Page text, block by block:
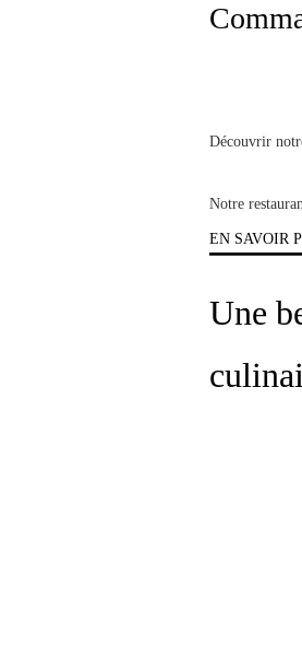
Découvrir
Notre
EN SAVOIR
Une